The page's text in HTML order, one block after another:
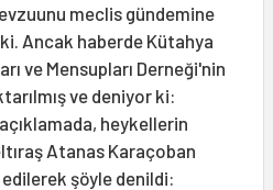
meclis gündemine
Ancak haberde Kütahya
ve Mensupları Derneği'nin
ve deniyor ki:
heykellerin
Atanas Karaçoban
edilerek şöyle denildi: